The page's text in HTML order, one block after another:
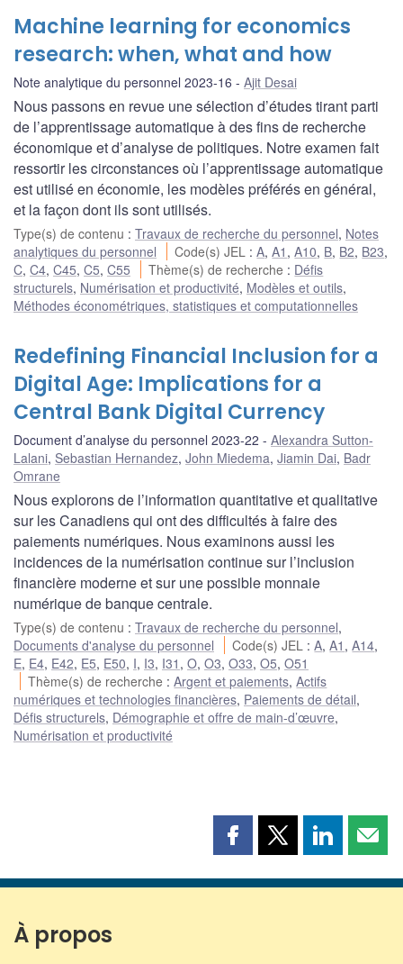
Machine learning for economics
research: when, what and how
Note analytique du personnel 2023-16 Ajit Desai
Nous passons en revue une sélection d’études tirant parti
de l’apprentissage automatique à des fins de recherche
économique et d’analyse de politiques. Notre examen fait
ressortir les circonstances où l’apprentissage automatique
est utilisé en économie, les modèles préférés en général,
et la façon dont ils sont utilisés.
Type(s) de contenu : Travaux de recherche du personnel, Notes
analytiques du personnel
Code(s) JEL :A,A1 ,A10, B, B2, B23,
C, C4, C45, C5, C55 Thème(s) de recherche : Défis
structurels, Numérisation et productivité, Modèles et outils,
Méthodes économétriques, statistiques et computationnelles
Redefining Financial Inclusion for a
Digital Age: Implications for a
Central Bank Digital Currency
Document d’analyse du personnel 2023-22
Alexandra Sutton-
Lalani, Sebastian Hernandez, John Miedema, Jiamin Dai, Badr
Omrane
Nous explorons de l’information quantitative et qualitative
sur les Canadiens qui ont des difficultés à faire des
paiements numériques. Nous examinons aussi les
incidences de la numérisation continue sur l’inclusion
financière moderne et sur une possible monnaie
numérique de banque centrale.
Type(s) de contenu : Travaux de recherche du personnel,
Documents d'analyse du personnel
Code(s) JEL :A,A1 ,A14,
E, E4, E42, E5, E50, I, I3, I31 , O, O3, O33, O5, O51
Thème(s) de recherche :Argent et paiements,Actifs
numériques et technologies financières, Paiements de détail,
Défis structurels, Démographie et offre de main-d’œuvre,
Numérisation et productivité
Partager
page
Partager
page
Partager
page page
À propos